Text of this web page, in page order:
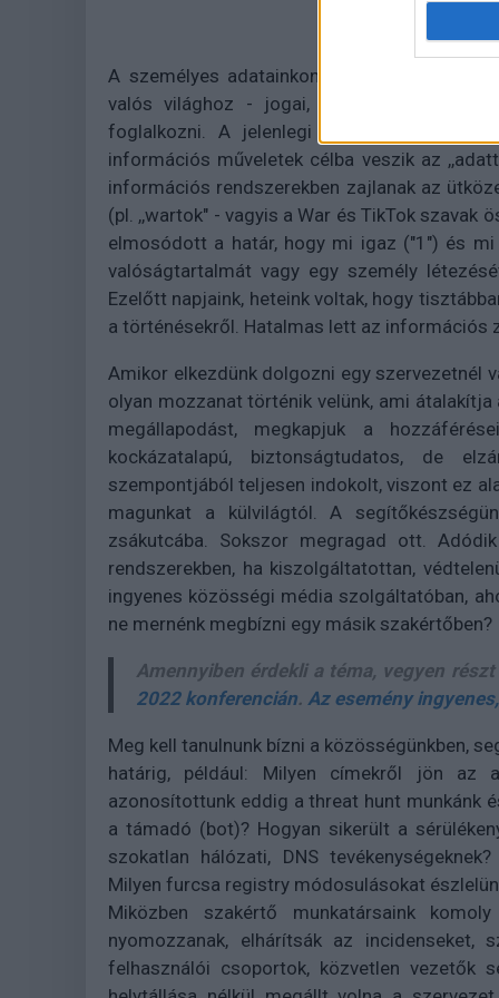
A személyes adatainkon túl létrejött
valós világhoz - jogai, kötelezettségei és
foglalkozni. A jelenlegi fegyveres
információs műveletek célba veszik az
információs rendszerekben zajlanak az
(pl. ,,wartok" - vagyis a War és TikTok
elmosódott a határ, hogy mi igaz ("1") és mi
valóságtartalmát vagy egy személy
Ezelőtt napjaink, heteink voltak, hogy
a történésekről. Hatalmas lett az információs
Amikor elkezdünk dolgozni egy szervezetnél
olyan mozzanat történik velünk, ami
megállapodást, megkapjuk a
kockázatalapú, biztonságtudatos, de
szempontjából teljesen indokolt, viszont ez
magunkat a külvilágtól. A
zsákutcába. Sokszor megragad ott.
rendszerekben, ha kiszolgáltatottan,
ingyenes közösségi média szolgáltatóban,
ne mernénk megbízni egy másik szakértőben?
Amennyiben érdekli a téma, vegyen
2022 konferencián. Az esemény
Meg kell tanulnunk bízni a közösségünkben,
határig, például: Milyen címekről jön az
azonosítottunk eddig a threat hunt munkánk
a támadó (bot)? Hogyan sikerült a
szokatlan hálózati, DNS
Milyen furcsa registry módosulásokat
Miközben szakértő munkatársaink
nyomozzanak, elhárítsák az
felhasználói csoportok, közvetlen vezetők